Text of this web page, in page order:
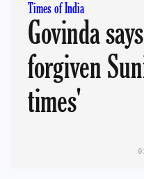
Times of India
Govinda
forgiven
times'